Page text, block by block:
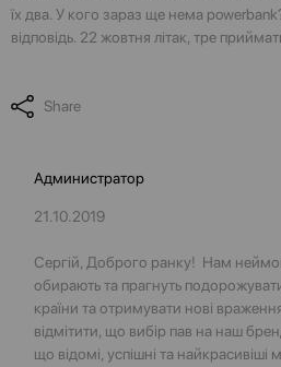
їх два. У кого зараз ще нема
відповідь. 22 жовтня літак, тре
Share
Администратор
21.10.2019
Сергій, Доброго ранку! Нам
обирають та прагнуть
країни та отримувати нові
відмітити, що вибір пав на наш
що відомі, успішні та